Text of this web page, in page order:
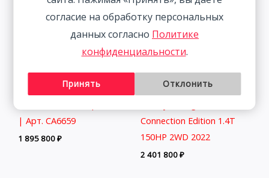
Volkswagen Lamando 1.4T
| Арт. CA6659
1 895 800₽
Volkswagen Tanyue 280TSI
Connection Edition 1.4T
150HP 2WD 2022
2 401 800₽
согласие на обработку персональных
данных согласно Политике
конфиденциальности.
Принять Отклонить